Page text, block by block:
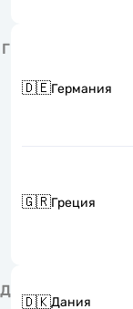
Г
🇩🇪Германия
🇬🇷Греция
Д
🇩🇰Дания